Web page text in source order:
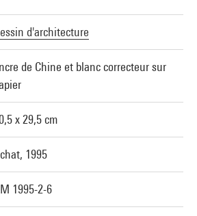
d'architecture
de Chine et blanc correcteur sur
x 29,5 cm
1995
1995-2-6